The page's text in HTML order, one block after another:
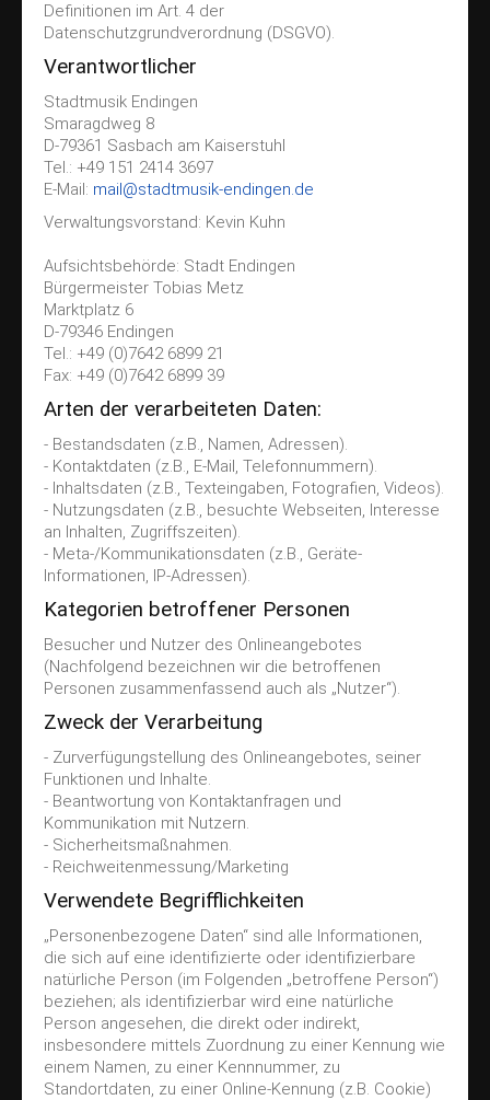
Kirchenkonzert
Treffpunkt Kammermüsik
Doppelkonzert
Ausbildung
Blockflöten
Vororchester
Jugendkapelle
Kontakt
Impressum
Datenschutz
Definitionen im Art. 4 der
Datenschutzgrundverordnung (DSGVO).
Verantwortlicher
Stadtmusik Endingen
Smaragdweg 8
D-79361 Sasbach am Kaiserstuhl
Tel.: +49 151 2414 3697
E-Mail: mail@stadtmusik-endingen.de
Verwaltungsvorstand: Kevin Kuhn
Aufsichtsbehörde: Stadt Endingen
Bürgermeister Tobias Metz
Marktplatz 6
D-79346 Endingen
Tel.: +49 (0)7642 6899 21
Fax: +49 (0)7642 6899 39
Arten der verarbeiteten Daten:
- Bestandsdaten (z.B., Namen, Adressen).
- Kontaktdaten (z.B., E-Mail, Telefonnummern).
- Inhaltsdaten (z.B., Texteingaben, Fotografien, Videos).
- Nutzungsdaten (z.B., besuchte Webseiten, Interesse
an Inhalten, Zugriffszeiten).
- Meta-/Kommunikationsdaten (z.B., Geräte-
Informationen, IP-Adressen).
Kategorien betroffener Personen
Besucher und Nutzer des Onlineangebotes
(Nachfolgend bezeichnen wir die betroffenen
Personen zusammenfassend auch als „Nutzer“).
Zweck der Verarbeitung
- Zurverfügungstellung des Onlineangebotes, seiner
Funktionen und Inhalte.
- Beantwortung von Kontaktanfragen und
Kommunikation mit Nutzern.
- Sicherheitsmaßnahmen.
- Reichweitenmessung/Marketing
Verwendete Begrifflichkeiten
„Personenbezogene Daten“ sind alle Informationen,
die sich auf eine identifizierte oder identifizierbare
natürliche Person (im Folgenden „betroffene Person“)
beziehen; als identifizierbar wird eine natürliche
Person angesehen, die direkt oder indirekt,
insbesondere mittels Zuordnung zu einer Kennung wie
einem Namen, zu einer Kennnummer, zu
Standortdaten, zu einer Online-Kennung (z.B. Cookie)